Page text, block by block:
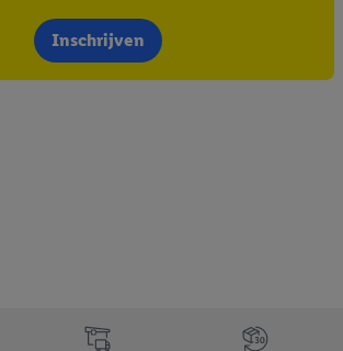
Inschrijven
de verschillende USPs van Lidl.be